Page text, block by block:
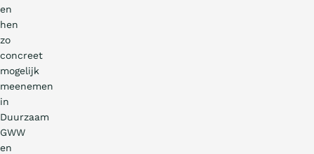
en
hen
zo
concreet
mogelijk
meenemen
in
Duurzaam
GWW
en